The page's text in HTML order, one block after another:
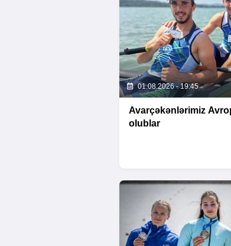
01.08.2026 - 19:45
Avarçəkənlərimiz
olublar